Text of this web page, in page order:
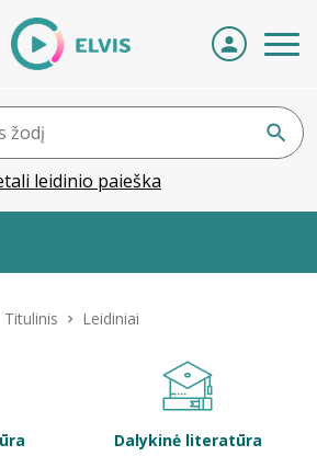
leidinio paieška
Titulinis Leidiniai
Dalykinė literatūra